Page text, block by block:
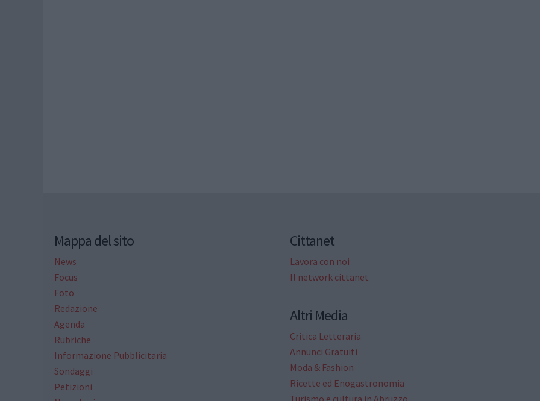
Mappa del sito
News
Focus
Foto
Redazione
Agenda
Rubriche
Informazione Pubblicitaria
Sondaggi
Petizioni
Cittanet
Lavora con noi
Il network cittanet
Altri Media
Critica Letteraria
Annunci Gratuiti
Moda & Fashion
Ricette ed Enogastronomia
Turismo e cultura in Abruzzo